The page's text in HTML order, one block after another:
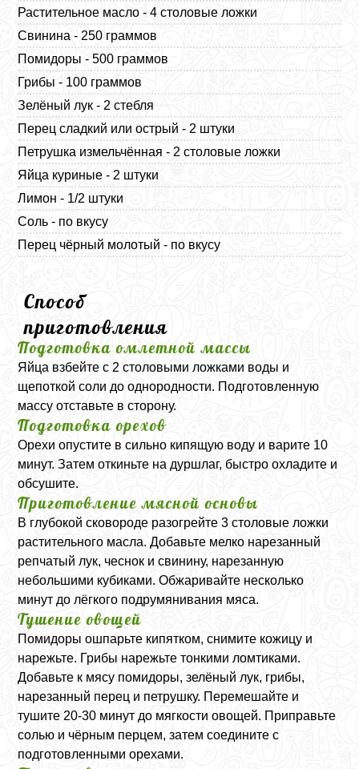
Растительное масло - 4 столовые ложки
Свинина - 250 граммов
Помидоры - 500 граммов
Грибы - 100 граммов
Зелёный лук - 2 стебля
Перец сладкий или острый - 2 штуки
Петрушка измельчённая - 2 столовые ложки
Яйца куриные - 2 штуки
Лимон - 1/2 штуки
Соль - по вкусу
Перец чёрный молотый - по вкусу
Способ
приготовления
Подготовка омлетной массы
Яйца взбейте с 2 столовыми ложками воды и
щепоткой соли до однородности. Подготовленную
массу отставьте в сторону.
Подготовка орехов
Орехи опустите в сильно кипящую воду и варите 10
минут. Затем откиньте на дуршлаг, быстро охладите и
обсушите.
Приготовление мясной основы
В глубокой сковороде разогрейте 3 столовые ложки
растительного масла. Добавьте мелко нарезанный
репчатый лук, чеснок и свинину, нарезанную
небольшими кубиками. Обжаривайте несколько
минут до лёгкого подрумянивания мяса.
Тушение овощей
Помидоры ошпарьте кипятком, снимите кожицу и
нарежьте. Грибы нарежьте тонкими ломтиками.
Добавьте к мясу помидоры, зелёный лук, грибы,
нарезанный перец и петрушку. Перемешайте и
тушите 20-30 минут до мягкости овощей. Приправьте
солью и чёрным перцем, затем соедините с
подготовленными орехами.